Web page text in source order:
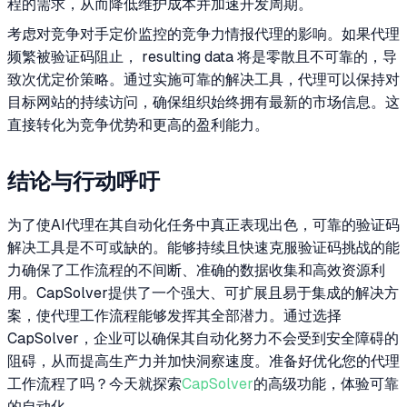
程的需求，从而降低维护成本并加速开发周期。
考虑对竞争对手定价监控的竞争力情报代理的影响。如果代理
频繁被验证码阻止， resulting data 将是零散且不可靠的，导
致次优定价策略。通过实施可靠的解决工具，代理可以保持对
目标网站的持续访问，确保组织始终拥有最新的市场信息。这
直接转化为竞争优势和更高的盈利能力。
结论与行动呼吁
为了使AI代理在其自动化任务中真正表现出色，可靠的验证码
解决工具是不可或缺的。能够持续且快速克服验证码挑战的能
力确保了工作流程的不间断、准确的数据收集和高效资源利
用。CapSolver提供了一个强大、可扩展且易于集成的解决方
案，使代理工作流程能够发挥其全部潜力。通过选择
CapSolver，企业可以确保其自动化努力不会受到安全障碍的
阻碍，从而提高生产力并加快洞察速度。准备好优化您的代理
工作流程了吗？今天就探索CapSolver的高级功能，体验可靠